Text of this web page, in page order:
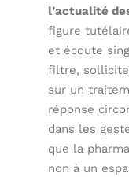
l’actualité
figure
et écoute
filtre,
sur un
réponse
dans les
que la
non à un